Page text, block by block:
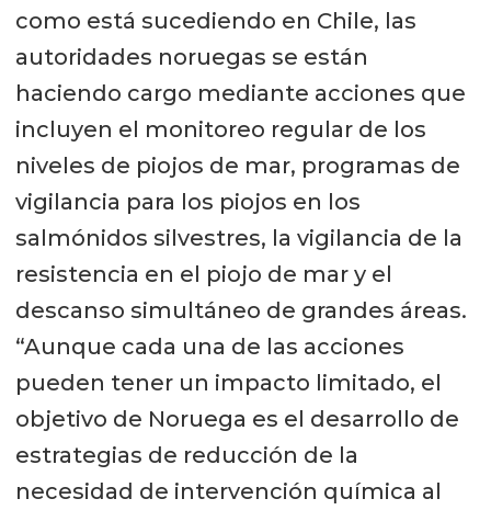
como está sucediendo en Chile, las
autoridades noruegas se están
haciendo cargo mediante acciones que
incluyen el monitoreo regular de los
niveles de piojos de mar, programas de
vigilancia para los piojos en los
salmónidos silvestres, la vigilancia de la
resistencia en el piojo de mar y el
descanso simultáneo de grandes áreas.
“Aunque cada una de las acciones
pueden tener un impacto limitado, el
objetivo de Noruega es el desarrollo de
estrategias de reducción de la
necesidad de intervención química al